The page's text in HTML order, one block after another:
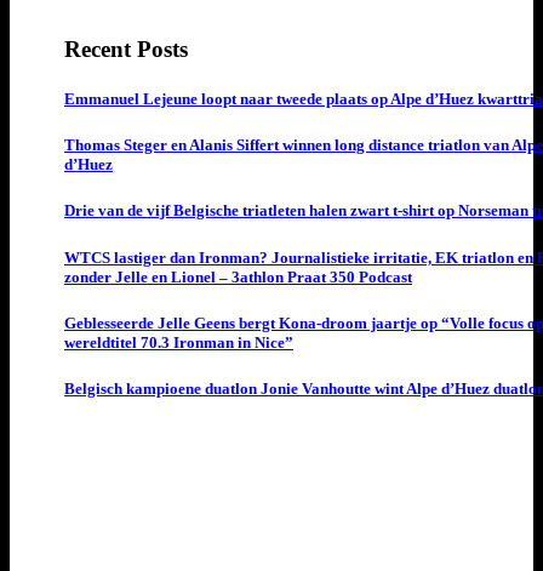
Recent Posts
Emmanuel Lejeune loopt naar tweede plaats op Alpe d’Huez
Thomas Steger en Alanis Siffert winnen long distance triatlon van Alpe
d’Huez
Drie van de vijf Belgische triatleten halen zwart t-shirt op Norseman
WTCS lastiger dan Ironman? Journalistieke irritatie, EK triatlon en
zonder Jelle en Lionel – 3athlon Praat 350 Podcast
Geblesseerde Jelle Geens bergt Kona-droom jaartje op “Volle focus
wereldtitel 70.3 Ironman in Nice”
Belgisch kampioene duatlon Jonie Vanhoutte wint Alpe d’Huez